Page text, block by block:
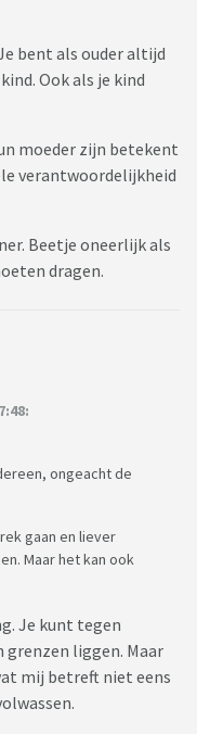
bent als ouder altijd
Ook als je kind
moeder zijn betekent
verantwoordelijkheid
Beetje oneerlijk als
dragen.
ongeacht de
gaan en liever
Maar het kan ook
Je kunt tegen
grenzen liggen. Maar
mij betreft niet eens